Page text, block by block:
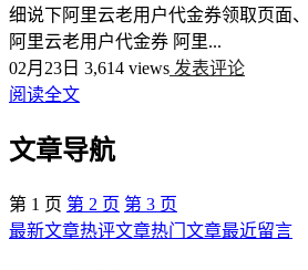
细说下阿里云老用户代金券领取页面
阿里云老用户代金券 阿里...
02月23日 3,614 views 发表评论
阅读全文
文章导航
第 1 页 第 2 页 第 3 页
最新文章热评文章热门文章最近留言